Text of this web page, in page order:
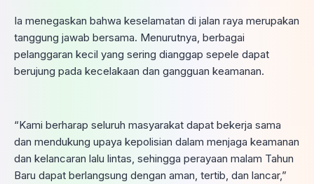
Ia menegaskan bahwa keselamatan di jalan raya merupakan
tanggung jawab bersama. Menurutnya, berbagai
pelanggaran kecil yang sering dianggap sepele dapat
berujung pada kecelakaan dan gangguan keamanan.
“Kami berharap seluruh masyarakat dapat bekerja sama
dan mendukung upaya kepolisian dalam menjaga keamanan
dan kelancaran lalu lintas, sehingga perayaan malam Tahun
Baru dapat berlangsung dengan aman, tertib, dan lancar,”